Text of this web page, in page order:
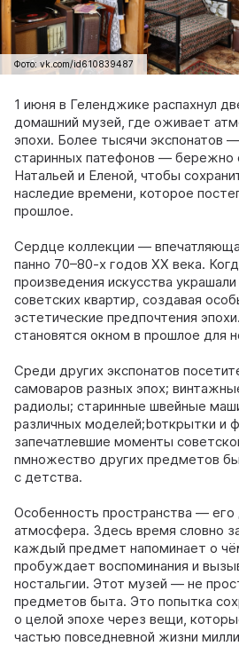
Фото: vk.com/id610839487
1 июня в Геленджике распахнул
домашний музей, где оживает
эпохи. Более тысячи экспонатов
старинных патефонов — бережно
Натальей и Еленой, чтобы
наследие времени, которое
прошлое.
Сердце коллекции —
панно 70–80‑х годов XX века.
произведения искусства
советских квартир, создавая
эстетические предпочтения
становятся окном в прошлое для
Среди других экспонатов
самоваров разных эпох;
радиолы; старинные швейные
различных моделей;bоткрытки и
запечатлевшие моменты
nмножество других предметов
с детства.
Особенность пространства —
атмосфера. Здесь время словно
каждый предмет напоминает о
пробуждает воспоминания и
ностальгии. Этот музей — не
предметов быта. Это попытка
о целой эпохе через вещи,
частью повседневной жизни